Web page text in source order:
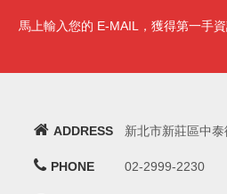
馬上輸入您的 E-MAIL，獲得第一手資
ADDRESS 新北市新莊區中
PHONE 02-2999-2230